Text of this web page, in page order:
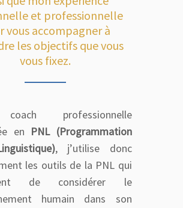
et professionnelle
vous accompagner à
les objectifs que vous
vous fixez.
professionnelle
en PNL (Programmation
, j’utilise donc
les outils de la PNL qui
de considérer le
humain dans son